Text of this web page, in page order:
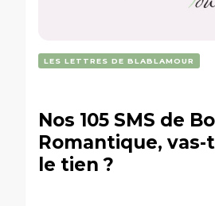
LES LETTRES DE BLABLAMOUR
Nos 105 SMS de
Romantique,
le tien ?